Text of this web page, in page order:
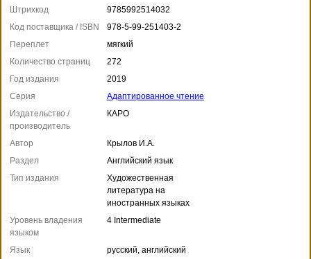
Штрихкод
9785992514032
Код поставщика / ISBN
978-5-99-251403-2
Переплет
мягкий
Количество страниц
272
Год издания
2019
Серия
Адаптированное чтение
Издательство /
производитель
КАРО
Автор
Крылов И.А.
Раздел
Английский язык
Тип издания
Художественная
литература на
иностранных языках
Уровень владения
языком
4 Intermediate
Язык русский, английский